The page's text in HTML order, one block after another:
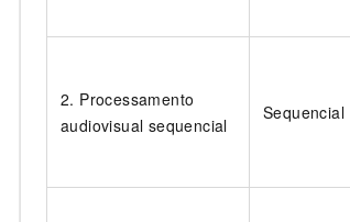
2. Processamento
audiovisual sequencial
Sequencial